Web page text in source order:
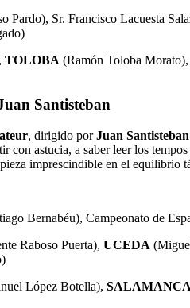
Pardo), Sr. Francisco Lacuesta
TOLOBA (Ramón Toloba Morato),
Santisteban
, dirigido porJuan
con astucia, a saber leer los
pieza imprescindible en el equilibrio
Bernabéu), Campeonato de
Raboso Puerta), UCEDA
López Botella), SALAMANCA